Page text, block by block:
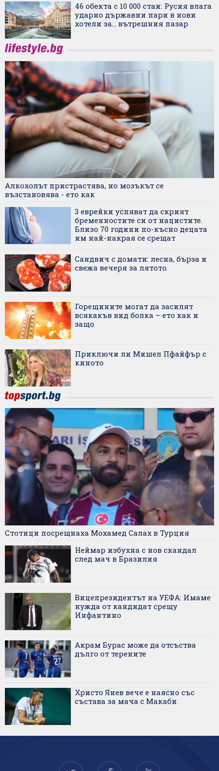
46 обекта с 10 000 стаи: Русия влага
ударно държавни пари в нови
хотели за... вътрешния пазар
Алкохолът пристрастява, но мозъкът се
възстановява - ето как
3 еврейки успяват да скрият
бременностите си от нацистите.
Близо 70 години по-късно децата
им най-накрая се срещат
Сандвич с домати: лесна, бърза и
свежа вечеря за лятото
Горещините могат да засилят
всякакъв вид болка – ето как и
защо
Приключи ли Мишел Пфайфър с
киното
Стотици посрещнаха Мохамед Салах в Турция
Неймар избухна с нов скандал
след мач в Бразилия
Вицепрезидентът на УЕФА: Имаме
нужда от кандидат срещу
Инфантино
Акрам Бурас може да отсъства
дълго от терените
Христо Янев вече е наясно със
състава за мача с Макаби